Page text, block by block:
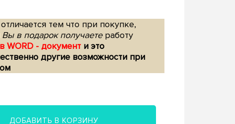
тем что при покупке,
Вы в подарок получаетеработу
WORD - документ и это
другие возможности при
ДОБАВИТЬ В КОРЗИНУ